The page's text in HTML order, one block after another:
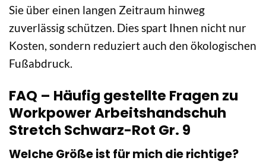
Sie über einen langen Zeitraum hinweg
zuverlässig schützen. Dies spart Ihnen nicht nur
Kosten, sondern reduziert auch den ökologischen
Fußabdruck.
FAQ – Häufig gestellte Fragen zu
Workpower Arbeitshandschuh
Stretch Schwarz-Rot Gr. 9
Welche Größe ist für mich die richtige?